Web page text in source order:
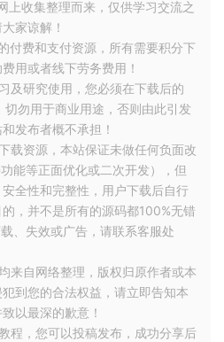
,LineNumberTable
会找不到对应的行号
上收集整理而来，仅供学习交流之
家谅解！
付费和支付资源，所有需要积分下
用或者线下劳务费用！
及研究使用，您必须在下载后的
勿用于商业用途，否则由此引发
发布者概不承担！
载资源，本站保证未做任何负面改
能等正面优化或二次开发），但
全性和完整性，用户下载后自行
，并不是所有的源码都100%无错
、失效或广告，请联系客服处
来自网络整理，版权归原作者或本
到您的合法权益，请立即告知本
以最深的歉意！
程，您可以投稿发布，成功分享后